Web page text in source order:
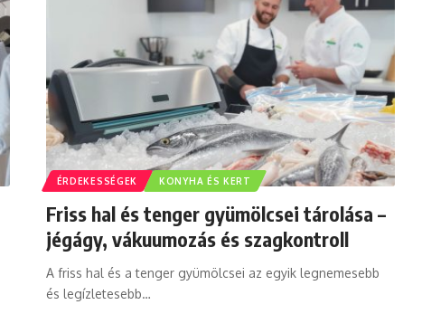
ÉRDEKESSÉGEK KONYHA ÉS KERT
Friss hal és tenger gyümölcsei tárolása –
jégágy, vákuumozás és szagkontroll
A friss hal és a tenger gyümölcsei az egyik legnemesebb
és legízletesebb…